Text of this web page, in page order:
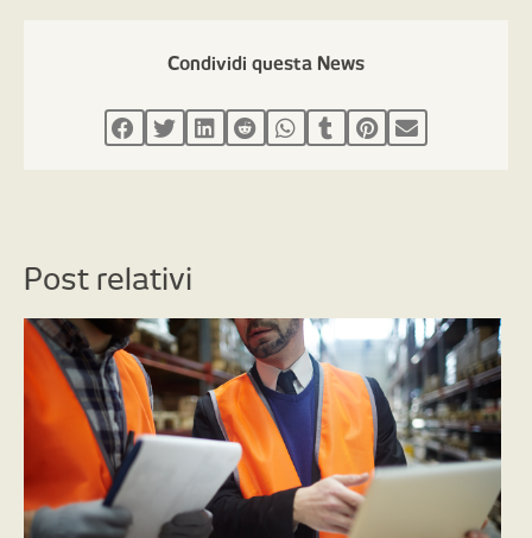
Condividi questa News
Post relativi